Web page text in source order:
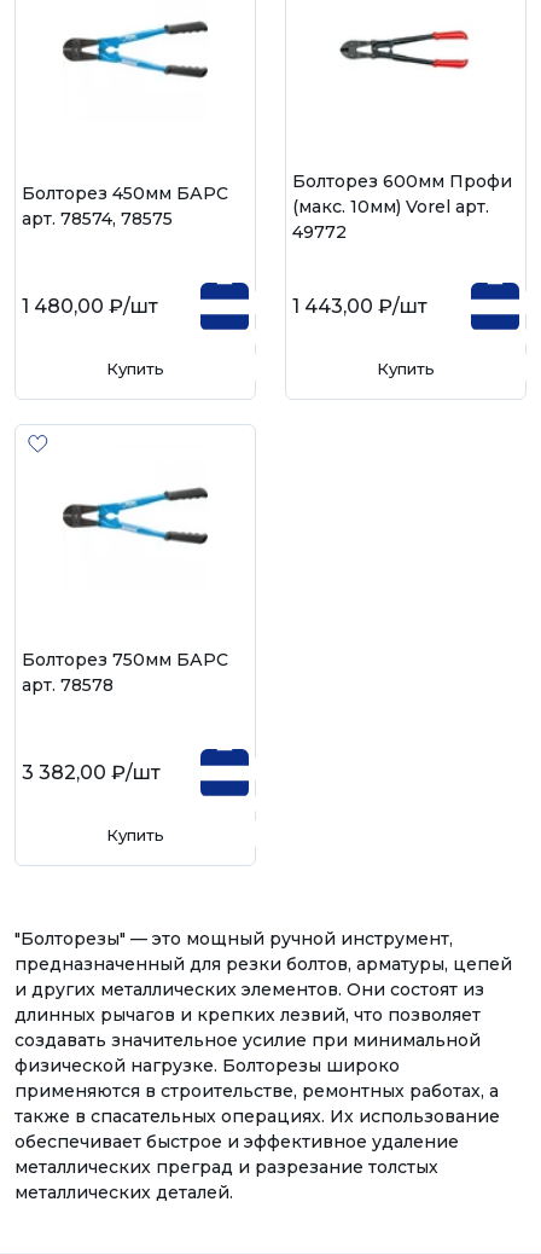
Болторез 450мм БАРС
арт. 78574, 78575
1 480,00 ₽/шт
Купить
Болторез 600мм Профи
(макс. 10мм) Vorel арт.
49772
1 443,00 ₽/шт
Купить
Болторез 750мм БАРС
арт. 78578
3 382,00 ₽/шт
Купить
"Болторезы" — это мощный ручной инструмент,
предназначенный для резки болтов, арматуры, цепей
и других металлических элементов. Они состоят из
длинных рычагов и крепких лезвий, что позволяет
создавать значительное усилие при минимальной
физической нагрузке. Болторезы широко
применяются в строительстве, ремонтных работах, а
также в спасательных операциях. Их использование
обеспечивает быстрое и эффективное удаление
металлических преград и разрезание толстых
металлических деталей.